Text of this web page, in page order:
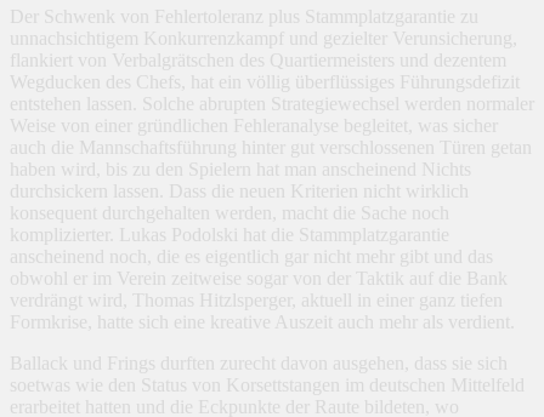
Der Schwenk von Fehlertoleranz plus Stammplatzgarantie zu
unnachsichtigem Konkurrenzkampf und gezielter Verunsicherung,
flankiert von Verbalgrätschen des Quartiermeisters und dezentem
Wegducken des Chefs, hat ein völlig überflüssiges Führungsdefizit
entstehen lassen. Solche abrupten Strategiewechsel werden normaler
Weise von einer gründlichen Fehleranalyse begleitet, was sicher
auch die Mannschaftsführung hinter gut verschlossenen Türen getan
haben wird, bis zu den Spielern hat man anscheinend Nichts
durchsickern lassen. Dass die neuen Kriterien nicht wirklich
konsequent durchgehalten werden, macht die Sache noch
komplizierter. Lukas Podolski hat die Stammplatzgarantie
anscheinend noch, die es eigentlich gar nicht mehr gibt und das
obwohl er im Verein zeitweise sogar von der Taktik auf die Bank
verdrängt wird, Thomas Hitzlsperger, aktuell in einer ganz tiefen
Formkrise, hatte sich eine kreative Auszeit auch mehr als verdient.
Ballack und Frings durften zurecht davon ausgehen, dass sie sich
soetwas wie den Status von Korsettstangen im deutschen Mittelfeld
erarbeitet hatten und die Eckpunkte der Raute bildeten, wo